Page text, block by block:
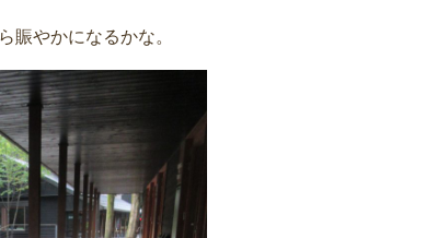
賑やかになるかな。